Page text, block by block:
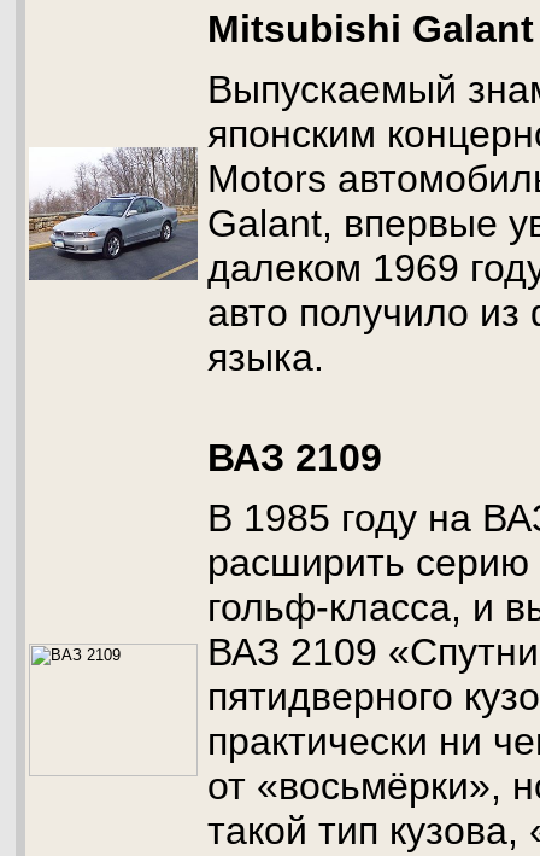
Mitsubishi Galant
Выпускаемый
японским
Motors
Galant, впервые
далеком 1969
авто получило из
языка.
ВАЗ 2109
В 1985 году на
расширить
гольф-класса, и
ВАЗ 2109
пятидверного
практически ни
от «восьмёрки»,
такой тип кузова,